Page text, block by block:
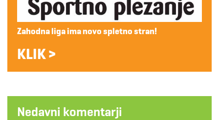
Zahodna liga ima novo spletno stran!
KLIK >
Nedavni komentarji